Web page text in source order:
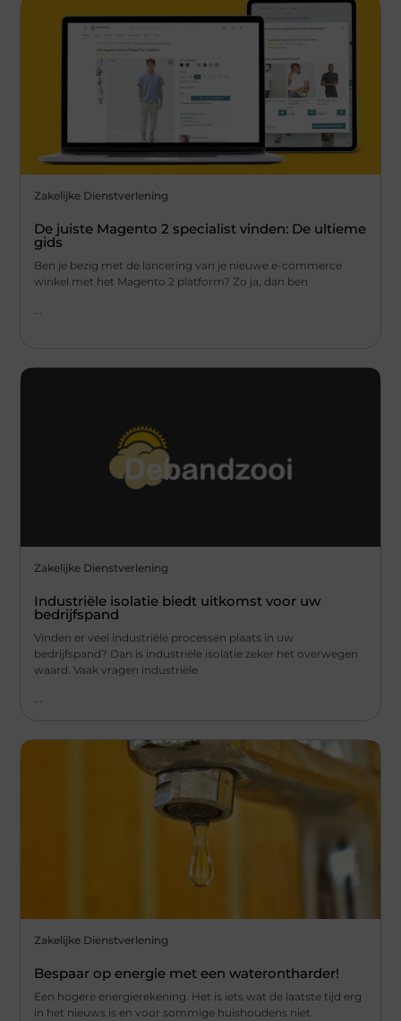
Zakelijke Dienstverlening
De juiste Magento 2 specialist vinden: De ultieme
gids
Ben je bezig met de lancering van je nieuwe e-commerce
winkel met het Magento 2 platform? Zo ja, dan ben
...
Zakelijke Dienstverlening
Industriële isolatie biedt uitkomst voor uw
bedrijfspand
Vinden er veel industriële processen plaats in uw
bedrijfspand? Dan is industriële isolatie zeker het overwegen
waard. Vaak vragen industriële
...
Zakelijke Dienstverlening
Bespaar op energie met een waterontharder!
Een hogere energierekening. Het is iets wat de laatste tijd erg
in het nieuws is en voor sommige huishoudens niet